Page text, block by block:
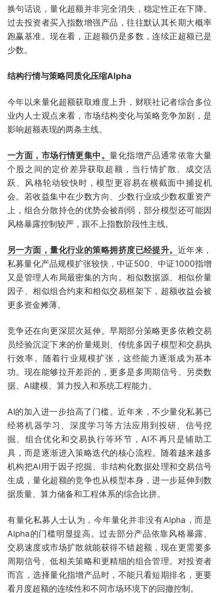
换句话说，量化超额并非完全消失，稳定性正在下降。
过去投资者买入指数增强产品，往往默认其长期大概率
跑赢基准。现在看，正超额仍是多数，连续正超额已是
少数。
结构行情与策略同质化压缩Alpha
今年以来量化超额获取难度上升，财联社记者综合多位
业内人士观点来看，市场结构变化与策略竞争加剧，是
影响超额表现的两条主线。
一方面，市场行情更集中。量化指增产品通常依靠大量
个股之间的定价差异获取超额，当行情扩散、成交活
跃、风格轮动较快时，模型更容易在横截面中捕捉机
会。若收益集中在少数方向、少数行业或少数权重资产
上，组合分散持仓的优势会被削弱，部分模型还可能因
风格暴露控制较严，跟不上指数阶段性主线。
另一方面，量化行业的策略拥挤度已经提升。 近年来，
私募量化产品规模扩张较快，中证500、中证1000指增
又是管理人布局最密集的方向。相似数据源、相似价量
因子、相似组合约束和相似交易框架下，超额收益会被
更多资金摊薄。
竞争还在向更深层次延伸。早期部分策略更多依赖交易
员经验沉淀下来的价量规则、传统多因子模型和交易执
行效率。随着行业规模扩张，这些能力逐渐成为基本
功。现在能够拉开差距的，更多是多周期信号、另类数
据、AI建模、算力投入和系统工程能力。
AI的加入进一步抬高了门槛。近年来，不少量化私募已
经将机器学习、深度学习等方法应用到投研、信号挖
掘、组合优化和交易执行等环节，AI不再只是辅助工
具，而是逐渐进入策略迭代的核心流程。随着越来越多
机构把AI用于因子挖掘、非结构化数据处理和交易信号
生成，量化超额的竞争也从模型本身，进一步延伸到数
据质量、算力储备和工程体系的综合比拼。
有量化私募人士认为，今年量化并非没有Alpha，而是
Alpha的门槛明显提高。过去部分产品依靠风格暴露、
交易速度或市场扩散就能获得不错超额，现在更需要多
周期信号、低相关策略和更精细的组合管理。对投资者
而言，选择量化指增产品时，不能只看短期排名，更要
看月度超额的连续性和不同市场环境下的回撤控制。